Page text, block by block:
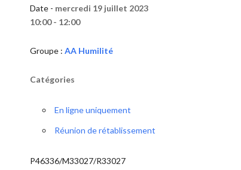
Date - mercredi 19 juillet 2023
10:00 - 12:00
Groupe : AA Humilité
Catégories
En ligne uniquement
Réunion de rétablissement
P46336/M33027/R33027